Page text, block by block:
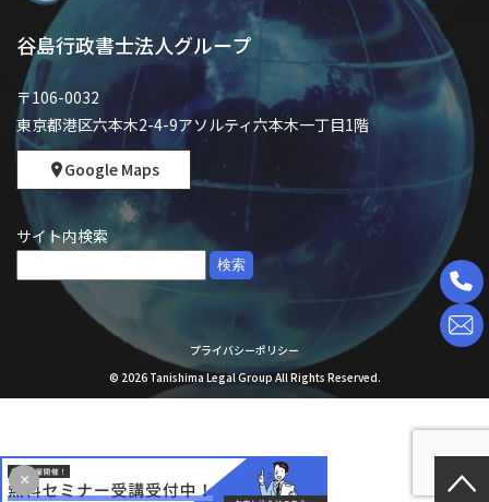
谷島行政書士法人グループ
〒106-0032
東京都港区六本木2-4-9アソルティ六本木一丁目1階
Google Maps
サイト内検索
プライバシーポリシー
© 2026Tanishima Legal Group All Rights Reserved.
×